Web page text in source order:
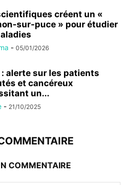
créent un «
sur-puce » pour étudier
- 05/01/2026
: alerte sur les patients
et cancéreux
un...
- 21/10/2025
COMMENTAIRE